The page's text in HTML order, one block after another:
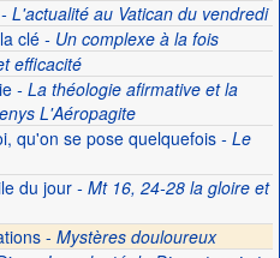
L'actualité au Vatican du vendredi
clé- Un complexe à la fois
efficacité
- La théologie afirmative et la
L'Aéropagite
qu'on se pose quelquefois- Le
du jour- Mt 16, 24-28 la gloire et
- Mystères douloureux